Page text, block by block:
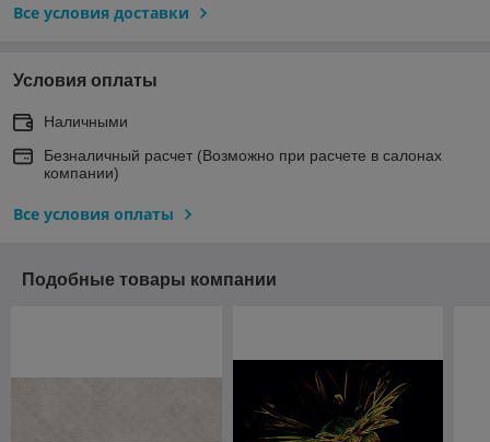
Все условия доставки
Условия оплаты
Наличными
Безналичный расчет (Возможно при расчете в салонах
компании)
Все условия оплаты
Подобные товары компании